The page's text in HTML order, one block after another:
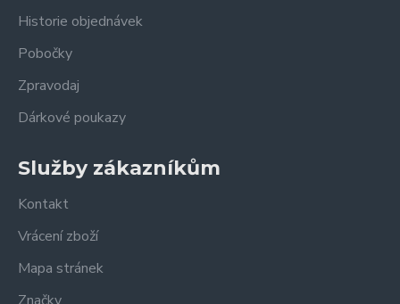
Historie objednávek
Pobočky
Zpravodaj
Dárkové poukazy
Služby zákazníkům
Kontakt
Vrácení zboží
Mapa stránek